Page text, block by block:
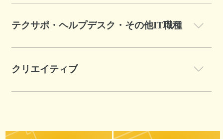
テクサポ・ヘルプデスク・その他IT職種
クリエイティブ